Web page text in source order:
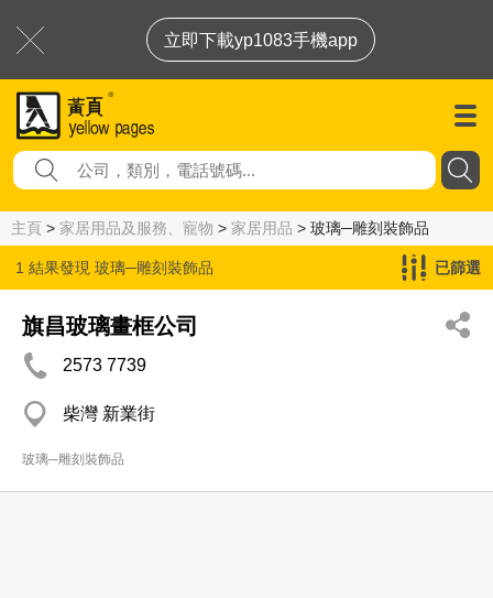
立即下載yp1083手機app
主頁 > 家居用品及服務、寵物 > 家居用品 > 玻璃─雕刻裝飾品
1 結果發現 玻璃─雕刻裝飾品 已篩選
旗昌玻璃畫框公司
2573 7739
柴灣 新業街
玻璃─雕刻裝飾品